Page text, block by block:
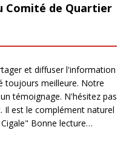
Comité de Quartier
et diffuser l'information
toujours meilleure. Notre
témoignage. N'hésitez pas
Il est le complément naturel
Bonne lecture…